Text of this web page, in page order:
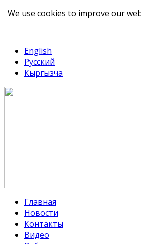
English
Русский
Кыргызча
Главная
Новости
Контакты
Видео
We use cookies to improve our